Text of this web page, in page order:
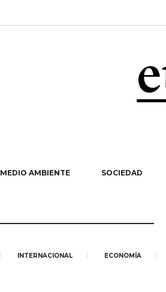
MEDIO AMBIENTE SOCIEDAD
INTERNACIONAL ECONOMÍA